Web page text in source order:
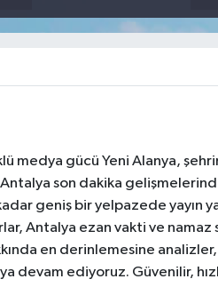
medya gücü Yeni Alanya,
son dakika
geniş bir yelpazede yayın
Antalya ezan vakti ve
en derinlemesine
devam ediyoruz. Güvenilir,